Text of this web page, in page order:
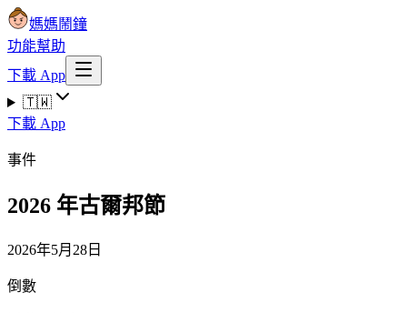
媽媽鬧鐘
功能幫助
下載 App
🇹🇼
下載 App
事件
2026 年古爾邦節
2026年5月28日
倒數